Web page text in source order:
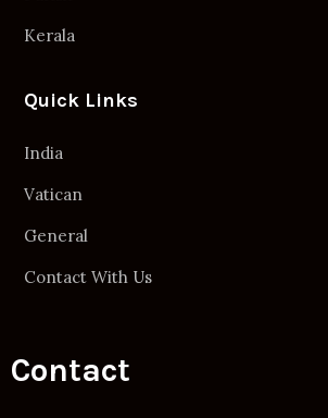
Kerala
Quick Links
India
Vatican
General
Contact With Us
Contact